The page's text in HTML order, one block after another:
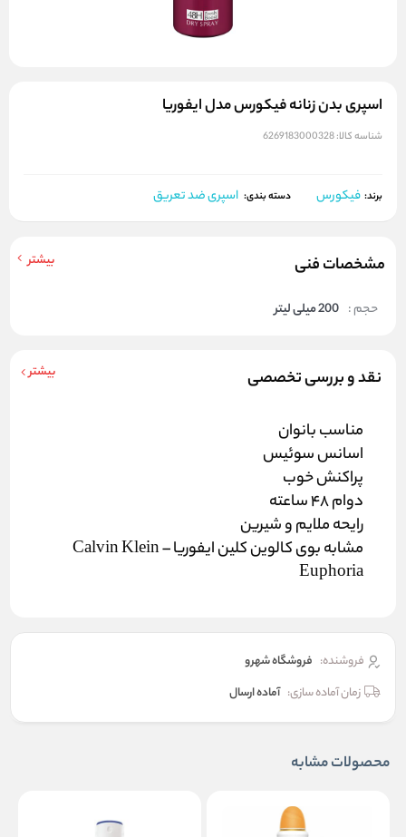
اسپری بدن زنانه فیکورس مدل ایفوریا
شناسه کالا:6269183000328
برند: فیکورس دسته بندی: اسپری ضد تعریق
مشخصات فنی بیشتر
حجم : 200 میلی لیتر
نقد و بررسی تخصصی بیشتر
مناسب بانوان
اسانس سوئیس
پراکنش خوب
دوام 48 ساعته
رایحه ملایم و شیرین
مشابه بوی کالوین کلین ایفوریا – Calvin Klein
Euphoria
فروشنده: فروشگاه شهرو
زمان آماده سازی: آماده ارسال
محصولات مشابه